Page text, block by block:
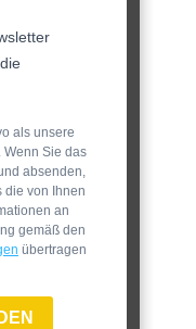
als unsere
Wenn Sie das
absenden,
die von Ihnen
an
gemäß den
übertragen